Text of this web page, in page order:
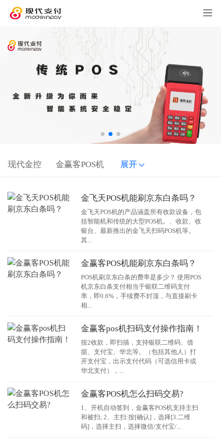
现代金控 金赢客POS机 展开
金飞天POS机能刷京东白条吗？
金飞天POS机的产品涵盖所有收款设备，包
括智能机和传统的大型POS机。、收款、收
银台、最新推出的金飞天扫码POS机等。
其...
金赢客POS机能刷京东白条吗？
POS机刷京东白条的费率是多少？ 使用POS
机京东白条支付相当于银联二维码支付
率，即0.6%，手续费不封顶，与直接刷卡
相...
金赢客pos机扫码支付操作指南！
按2收款，即扫描，支持银联二维码、借
据、支付宝、华北等。（包括其他人）打
开支付宝，出示支付代码（可选信用卡或
华北支付），...
金赢客POS机怎么扫码交易?
1、开机自动签到，金赢客POS机支持主扫
和被扫; 2、主扫:按[确认]，选择[3.二维
码]，选择主扫，选择微信/支付宝/...